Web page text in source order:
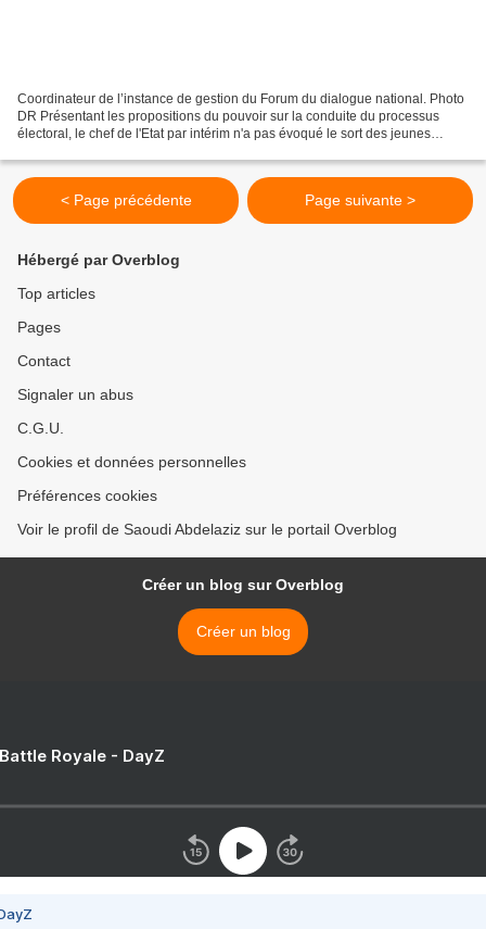
Coordinateur de l’instance de gestion du Forum du dialogue national. Photo
DR Présentant les propositions du pouvoir sur la conduite du processus
électoral, le chef de l'Etat par intérim n'a pas évoqué le sort des jeunes
< Page précédente Page suivante >
Hébergé par Overblog
Top articles
Pages
Contact
Signaler un abus
C.G.U.
Cookies et données personnelles
Préférences cookies
Voir le profil de Saoudi Abdelaziz sur le portail Overblog
Créer un blog sur Overblog
Créer un blog
Royale - DayZ